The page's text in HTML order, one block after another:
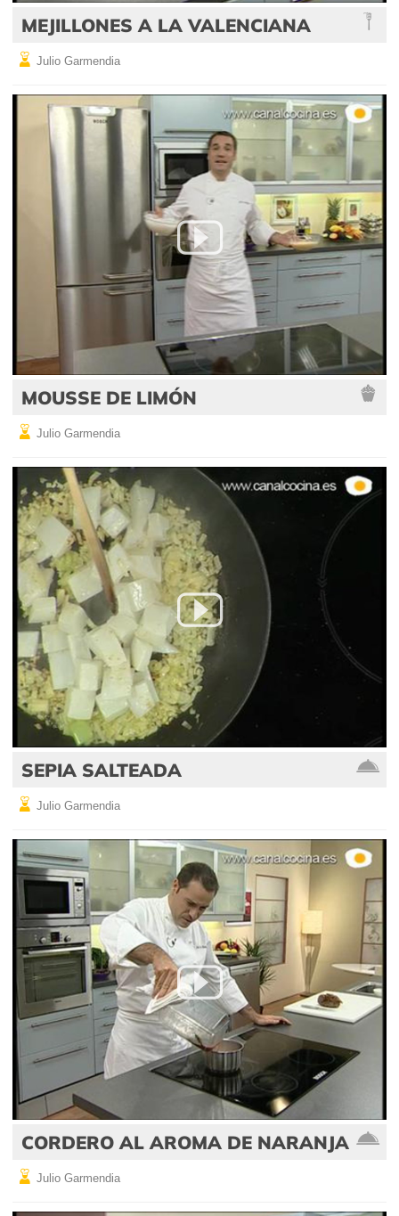
MEJILLONES A LA VALENCIANA
Julio Garmendia
MOUSSE DE LIMÓN
Julio Garmendia
SEPIA SALTEADA
Julio Garmendia
CORDERO AL AROMA DE NARANJA
Julio Garmendia